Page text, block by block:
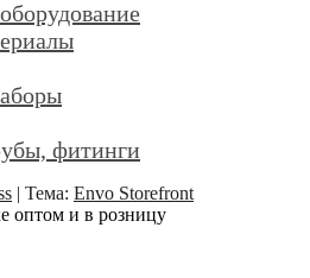
фитинги
| Тема: Envo Storefront
оптом и в розницу